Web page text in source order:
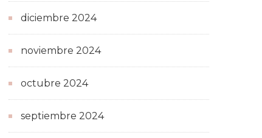
diciembre 2024
noviembre 2024
octubre 2024
septiembre 2024